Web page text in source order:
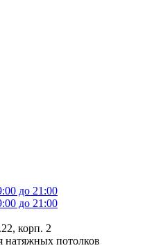
до 21:00
до 21:00
корп. 2
натяжных потолков